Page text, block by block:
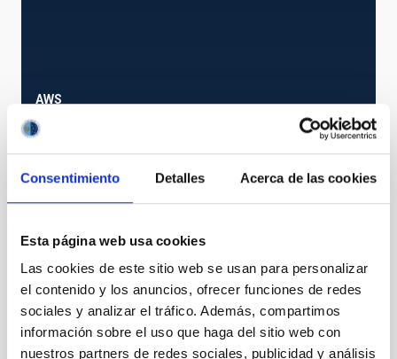
Consentimiento Detalles Acerca de las cookies
Esta página web usa cookies
Las cookies de este sitio web se usan para personalizar
el contenido y los anuncios, ofrecer funciones de redes
sociales y analizar el tráfico. Además, compartimos
información sobre el uso que haga del sitio web con
nuestros partners de redes sociales, publicidad y análisis
AWS
Automatic Weather Station
Instrumento